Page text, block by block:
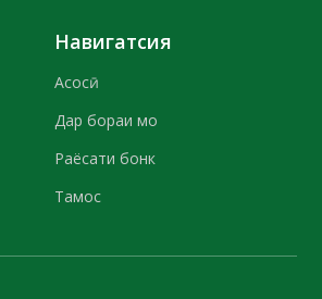
Навигатсия
Асосӣ
Дар бораи мо
Раёсати бонк
Тамос